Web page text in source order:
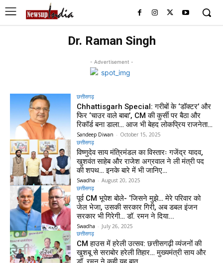
Dr. Raman Singh
- Advertisement -
छत्तीसगढ़
Chhattisgarh Special: गरीबों के ‘डॉक्टर’ और
फिर ‘चाउर वाले बाबा’, CM की कुर्सी पर बैठा और
रिकॉर्ड बना डाला… आज भी बेहद लोकप्रिय राजनेता…
Sandeep Diwan - October 15, 2025
छत्तीसगढ़
विष्णुदेव साय मंत्रिमंडल का विस्तारः गजेंद्र यादव,
खुशवंत साहेब और राजेश अग्रवाल ने ली मंत्री पद
की शपथ… इनके बारे में भी जानिए…
Swadha - August 20, 2025
छत्तीसगढ़
पूर्व CM भूपेश बोले- ‘जिसने मुझे… मेरे परिवार को
जेल भेजा, उसकी सरकार गिरी, अब डबल इंजन
सरकार भी गिरेगी… डॉ. रमन ने दिया...
Swadha - July 26, 2025
छत्तीसगढ़
CM हाउस में हरेली उत्सव: छत्तीसगढ़ी व्यंजनों की
खुशबू से सराबोर हरेली तिहार… मुख्यमंत्री साय और